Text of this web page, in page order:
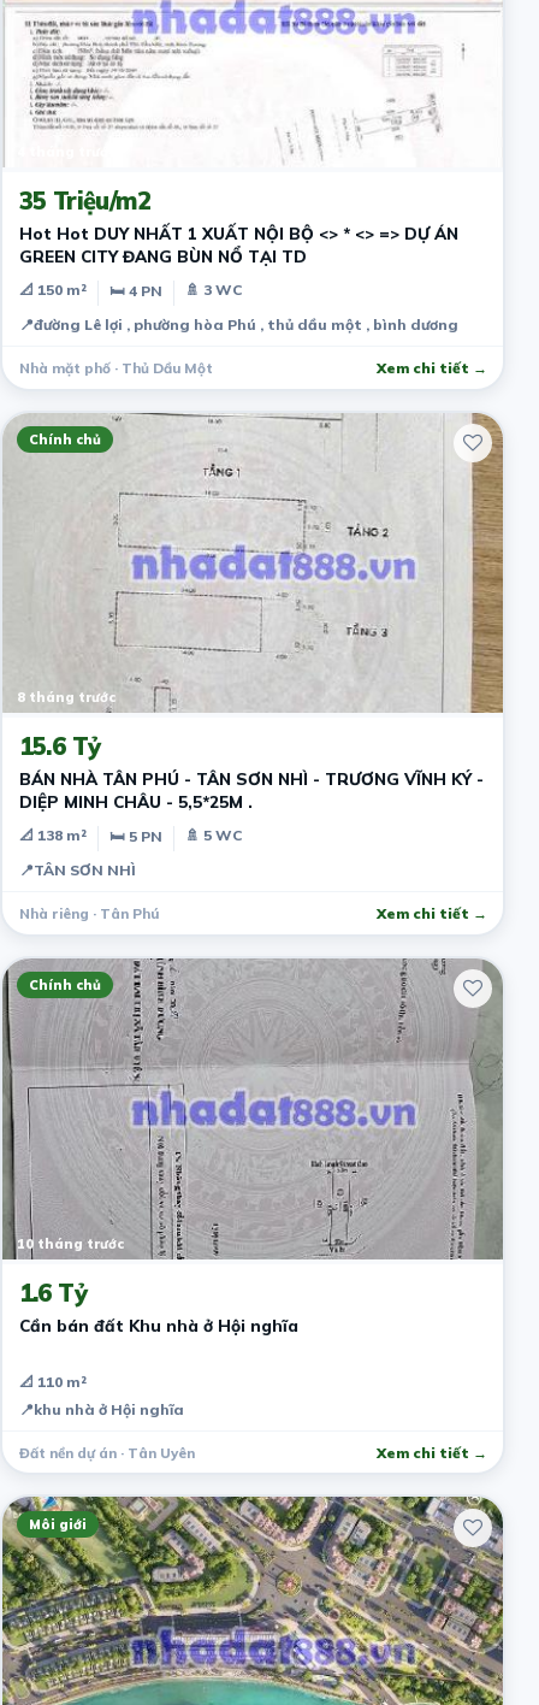
35 Triệu/m2
Hot Hot DUY NHẤT 1 XUẤT NỘI BỘ <> * <> => DỰ ÁN
GREEN CITY ĐANG BÙN NỔ TẠI TD
📐 150 m² 🛏 4 PN
🚿 3 WC
📍đường Lê lợi , phường hòa Phú , thủ dầu một , bình dương
Nhà mặt phố · Thủ Dầu Một Xem chi tiết →
Chính chủ
8 tháng trước
15.6 Tỷ
BÁN NHÀ TÂN PHÚ - TÂN SƠN NHÌ - TRƯƠNG VĨNH KÝ -
DIỆP MINH CHÂU - 5,5*25M .
📐 138 m² 🛏 5 PN
🚿 5 WC
📍TÂN SƠN NHÌ
Nhà riêng · Tân Phú Xem chi tiết →
Chính chủ
10 tháng trước
1.6 Tỷ
Cần bán đất Khu nhà ở Hội nghĩa
📐 110 m²
📍khu nhà ở Hội nghĩa
Đất nền dự án · Tân Uyên Xem chi tiết →
Môi giới